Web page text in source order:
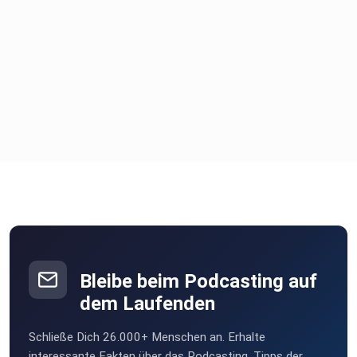
Schütze * 3 Sterne *
auf
Bleibe beim Podcasting auf
dem Laufenden
Schließe Dich 26.000+ Menschen an. Erhalte